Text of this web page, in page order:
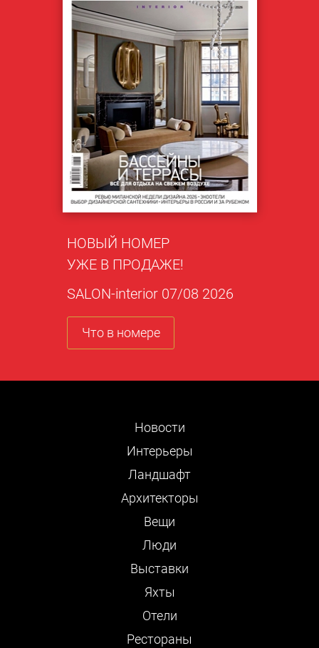
НОВЫЙ НОМЕР
УЖЕ В ПРОДАЖЕ!
SALON-interior 07/08 2026
Что в номере
Новости
Интерьеры
Ландшафт
Архитекторы
Вещи
Люди
Выставки
Яхты
Отели
Рестораны